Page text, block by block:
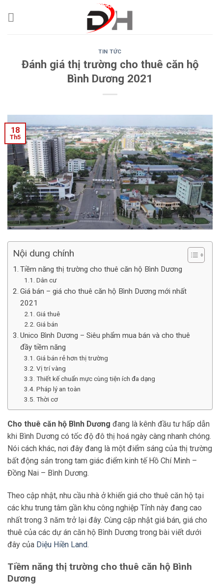
TIN TỨC
Đánh giá thị trường cho thuê căn hộ
Bình Dương 2021
18
Th5
Nội dung chính
Tiềm năng thị trường cho thuê căn hộ Bình Dương
Dân cư
Giá bán – giá cho thuê căn hộ Bình Dương mới nhất
2021
Giá thuê
Giá bán
Unico Bình Dương – Siêu phẩm mua bán và cho thuê
đầy tiềm năng
Giá bán rẻ hơn thị trường
Vị trí vàng
Thiết kế chuẩn mực cùng tiện ích đa dạng
Pháp lý an toàn
Thời cơ
Cho thuê căn hộ Bình Dương đang là kênh đầu tư hấp dẫn
khi Bình Dương có tốc độ đô thị hoá ngày càng nhanh chóng.
Nói cách khác, nơi đây đang là một điểm sáng của thị trường
bất động sản trong tam giác điểm kinh tế Hồ Chí Minh –
Đồng Nai – Bình Dương.
Theo cập nhật, nhu cầu nhà ở khiến giá cho thuê căn hộ tại
các khu trung tâm gần khu công nghiệp Tỉnh này đang cao
nhất trong 3 năm trở lại đây. Cùng cập nhật giá bán, giá cho
thuê của các dự án căn hộ Bình Dương trong bài viết dưới
đây của Diệu Hiền Land.
Tiềm năng thị trường cho thuê căn hộ Bình
Dương